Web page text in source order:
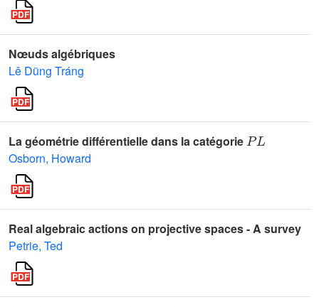
Nœuds algébriques
Lê Dũng Tráng
La géométrie différentielle dans la catégorie
Osborn, Howard
Real algebraic actions on projective spaces - A survey
Petrie, Ted